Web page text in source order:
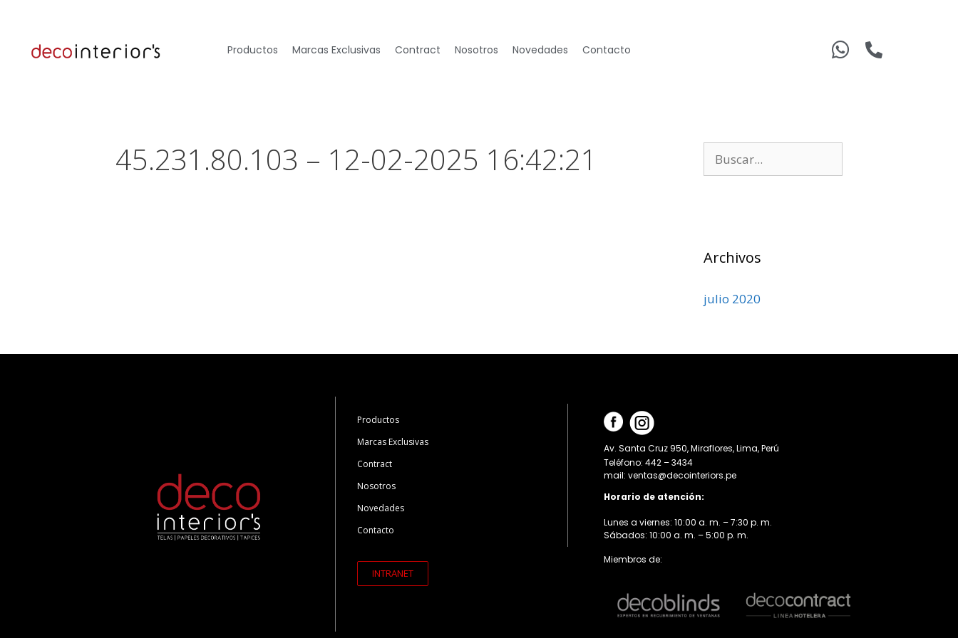
Productos Marcas Exclusivas Contract Nosotros Novedades Contacto
45.231.80.103 – 12-02-2025 16:42:21
Archivos
julio 2020
Productos
Marcas Exclusivas
Contract
Nosotros
Novedades
Contacto
INTRANET
Av. Santa Cruz 950, Miraflores, Lima, Perú
Teléfono: 442 – 3434
mail: ventas@decointeriors.pe
Horario de atención:
Lunes a viernes: 10:00 a. m. – 7:30 p. m.
Sábados: 10:00 a. m. – 5:00 p. m.
Miembros de: